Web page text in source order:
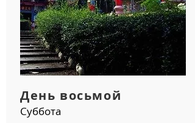
День восьмой
Суббота